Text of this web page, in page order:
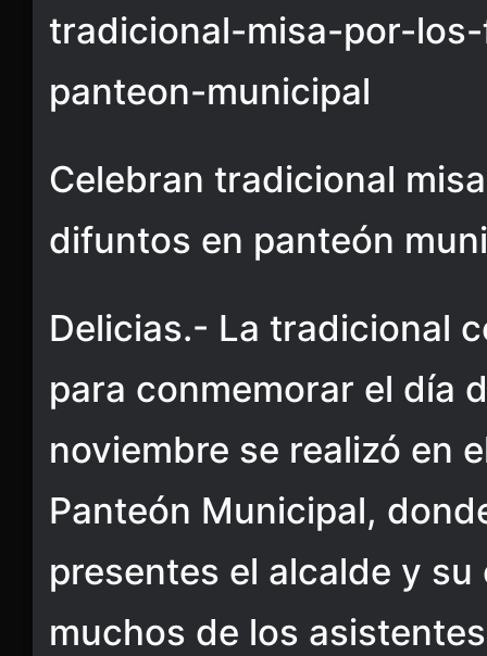
tradicional-misa-por-
panteon-municipal
Celebran tradicional
difuntos en panteón
Delicias.- La tradicional
para conmemorar el día
noviembre se realizó en
Panteón Municipal,
presentes el alcalde y
muchos de los